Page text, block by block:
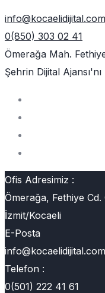
info@kocaelidijital.com
0(850) 303 02 41
Ömerağa Mah.
Şehrin Dijital Ajansı'nı
Ofis Adresimiz :
Ömerağa, Fethiye Cd.
İzmit/Kocaeli
E-Posta
info@kocaelidijital.com
Telefon :
0(501) 222 41 61